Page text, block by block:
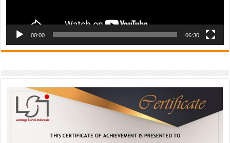
00:00 06:30